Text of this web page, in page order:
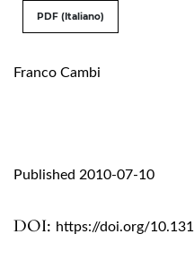
PDF (Italiano)
Franco Cambi
DOI: https://doi.org/
Published 2010-07-10